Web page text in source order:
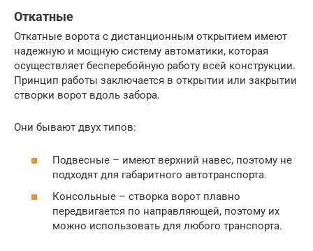
Откатные
Откатные ворота с дистанционным открытием имеют
надежную и мощную систему автоматики, которая
осуществляет бесперебойную работу всей конструкции.
Принцип работы заключается в открытии или закрытии
створки ворот вдоль забора.
Они бывают двух типов:
Подвесные – имеют верхний навес, поэтому не
подходят для габаритного автотранспорта.
Консольные – створка ворот плавно
передвигается по направляющей, поэтому их
можно использовать для любого транспорта.